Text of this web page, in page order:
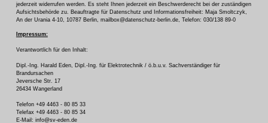
jederzeit widerrufen werden. Es steht Ihnen jederzeit ein Beschwerderecht bei der zuständigen
Aufsichtsbehörde zu. Beauftragte für Datenschutz und Informationsfreiheit: Maja Smoltczyk,
An der Urania 4-10, 10787 Berlin, mailbox@datenschutz-berlin.de, Telefon: 030/138 89-0
Impressum:
Verantwortlich für den Inhalt:
Dipl.-Ing. Harald Eden, Dipl.-Ing. für Elektrotechnik / ö.b.u.v. Sachverständiger für
Brandursachen
Jeversche Str. 17
26434 Wangerland
Telefon +49 4463 - 80 85 33
Telefax +49 4463 - 80 85 34
E-Mail: info@sv-eden.de